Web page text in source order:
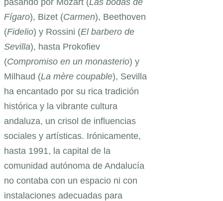
Fígaro), Bizet (Carmen), Beethoven
(Fidelio) y Rossini (El barbero de
Sevilla), hasta Prokofiev
(Compromiso en un monasterio) y
Milhaud (La mère coupable), Sevilla
ha encantado por su rica tradición
histórica y la vibrante cultura
andaluza, un crisol de influencias
sociales y artísticas. Irónicamente,
hasta 1991, la capital de la
comunidad autónoma de Andalucía
no contaba con un espacio ni con
instalaciones adecuadas para